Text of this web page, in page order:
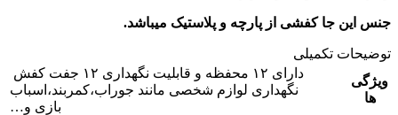
جنس این جا کفشی از پارچه و پلاستیک میباشد.
توضیحات تکمیلی
ویژگی
ها
دارای ۱۲ محفظه و قابلیت نگهداری ۱۲ جفت کفش
نگهداری لوازم شخصی مانند جوراب،کمربند،اسباب
بازی و…